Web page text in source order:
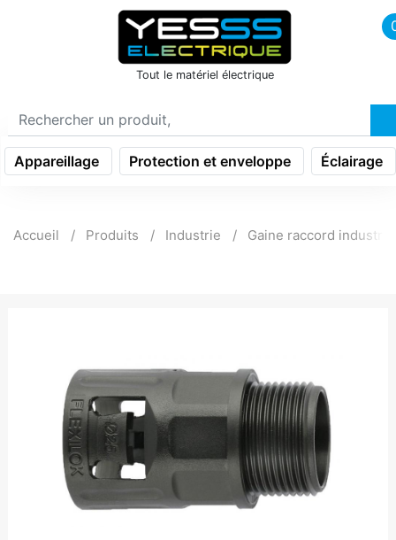
icon menu burger
Tout le matériel électrique
Appareillage Protection et enveloppe Éclairage
Accueil Produits Industrie Gaine raccord